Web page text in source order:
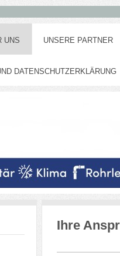
UNS UNSERE PARTNER
DATENSCHUTZERKLÄRUNG
Ihre